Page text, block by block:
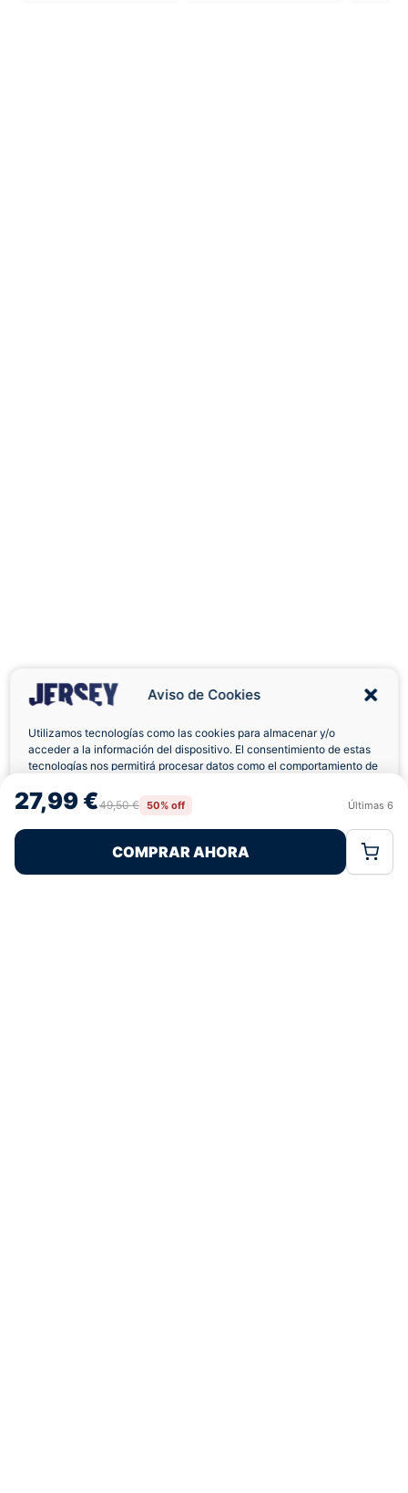
Aviso de Cookies
Utilizamos tecnologías como las cookies para almacenar y/o
acceder a la información del dispositivo. El consentimiento de estas
tecnologías nos permitirá procesar datos como el comportamiento de
retirar el consentimiento, puede afectar negativamente a ciertas
características y funciones.
Rechazar
Política de CookiesPolítica de Privacidad
27,99 €49,50 € 50% off Últimas 6
COMPRAR AHORA
Envíos a Domicilio Devolución 7 Días
Pagos 100% Seguros Ofertas Sin Límites